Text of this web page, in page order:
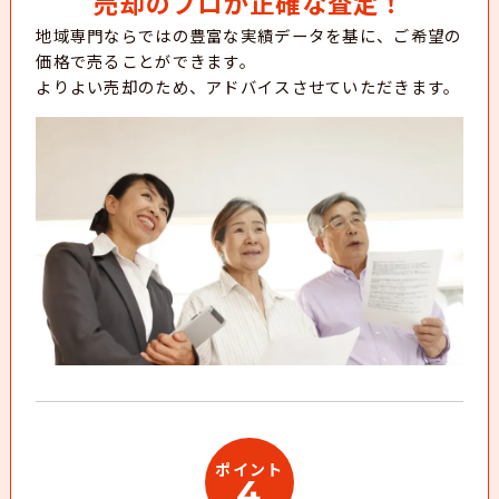
地域専門ならではの豊富な実績データを基に、ご希望の
価格で売ることができます。
よりよい売却のため、アドバイスさせていただきます。
ポイント